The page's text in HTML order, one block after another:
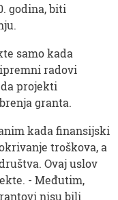
godina, biti
samo kada
radovi
projekti
granta.
kada finansijski
troškova, a
Ovaj uslov
- Međutim,
nisu bili